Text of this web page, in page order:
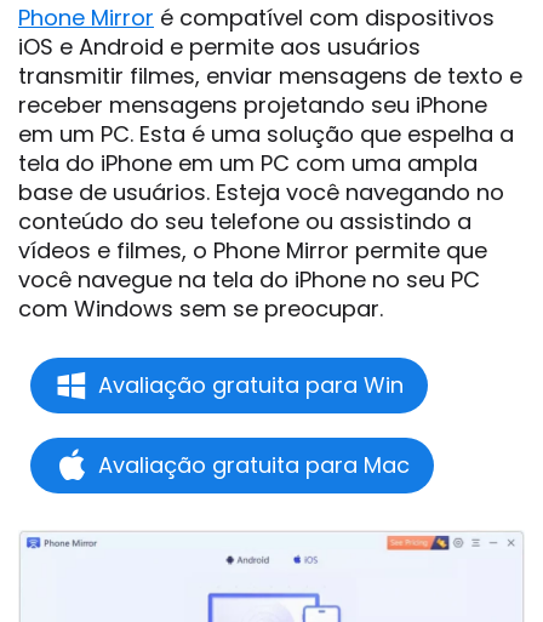
Phone Mirror é compatível com dispositivos
iOS e Android e permite aos usuários
transmitir filmes, enviar mensagens de texto e
receber mensagens projetando seu iPhone
em um PC. Esta é uma solução que espelha a
tela do iPhone em um PC com uma ampla
base de usuários. Esteja você navegando no
conteúdo do seu telefone ou assistindo a
vídeos e filmes, o Phone Mirror permite que
você navegue na tela do iPhone no seu PC
com Windows sem se preocupar.
Avaliação gratuita para Win
Avaliação gratuita para Mac